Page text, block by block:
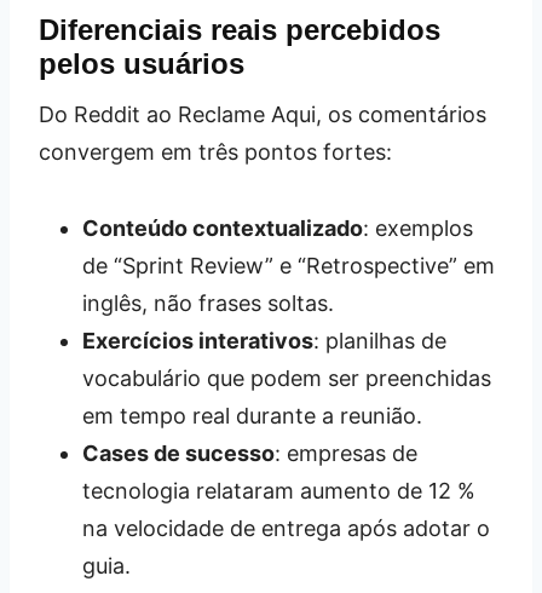
Diferenciais reais percebidos
pelos usuários
Do Reddit ao Reclame Aqui, os comentários
convergem em três pontos fortes:
Conteúdo contextualizado: exemplos
de “Sprint Review” e “Retrospective” em
inglês, não frases soltas.
Exercícios interativos: planilhas de
vocabulário que podem ser preenchidas
em tempo real durante a reunião.
Cases de sucesso: empresas de
tecnologia relataram aumento de 12 %
na velocidade de entrega após adotar o
guia.